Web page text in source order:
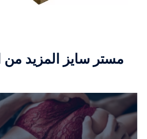
مستر سايز المزيد من